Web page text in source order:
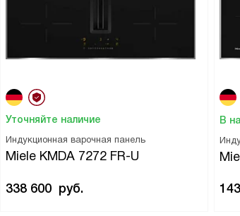
Индукционная варочная панель
Miele KMDA 7272 FR-U
Уточняйте наличие
338 600 руб.
В